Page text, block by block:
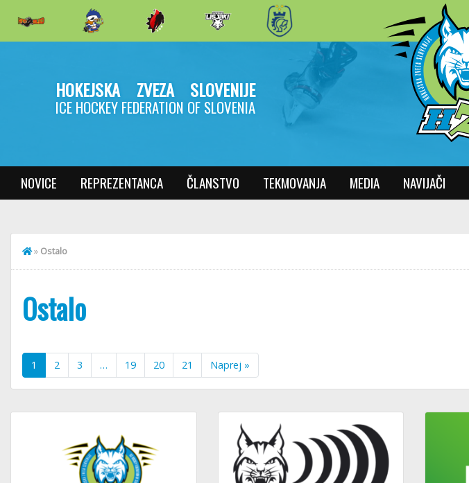
HOKEJSKA ZVEZA SLOVENIJE
ICE HOCKEY FEDERATION OF SLOVENIA
NOVICE REPREZENTANCA ČLANSTVO TEKMOVANJA MEDIA NAVIJAČI
» Ostalo
Ostalo
1 2 3 … 19 20 21 Naprej »